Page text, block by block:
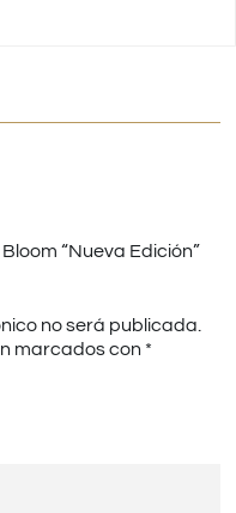
“Nueva Edición”
no será publicada.
marcados con *